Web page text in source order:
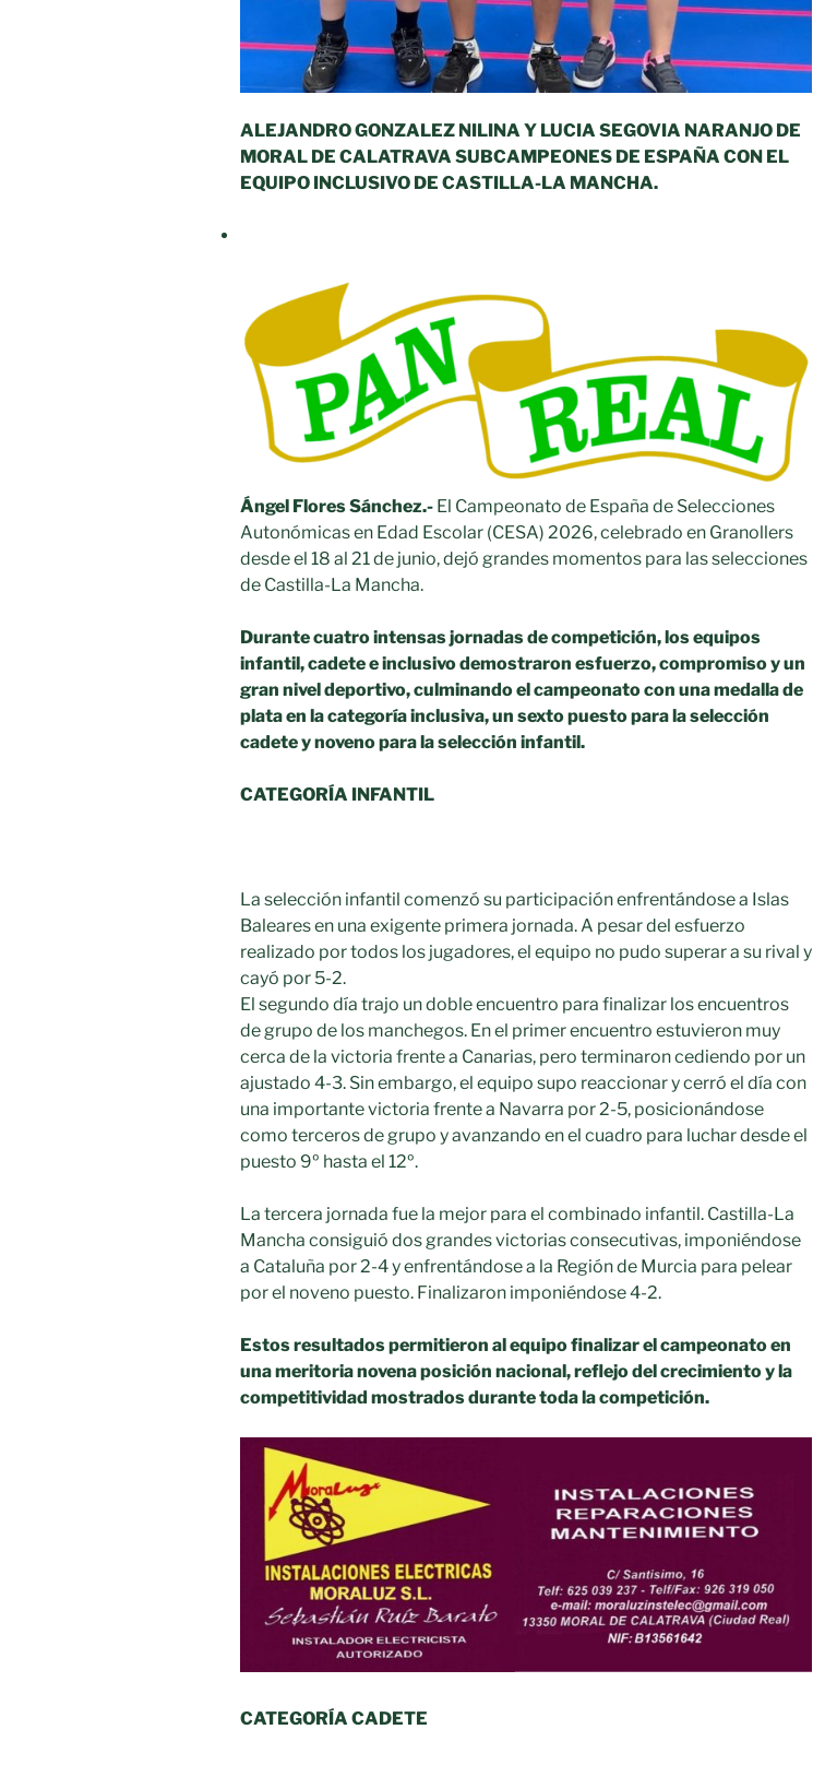
ALEJANDRO GONZALEZ NILINA Y LUCIA SEGOVIA NARANJO DE
MORAL DE CALATRAVA SUBCAMPEONES DE ESPAÑA CON EL
EQUIPO INCLUSIVO DE CASTILLA-LA MANCHA.
Ángel Flores Sánchez.- El Campeonato de España de Selecciones
Autonómicas en Edad Escolar (CESA) 2026, celebrado en Granollers
desde el 18 al 21 de junio, dejó grandes momentos para las selecciones
de Castilla-La Mancha.
Durante cuatro intensas jornadas de competición, los equipos
infantil, cadete e inclusivo demostraron esfuerzo, compromiso y un
gran nivel deportivo, culminando el campeonato con una medalla de
plata en la categoría inclusiva, un sexto puesto para la selección
cadete y noveno para la selección infantil.
CATEGORÍA INFANTIL
La selección infantil comenzó su participación enfrentándose a Islas
Baleares en una exigente primera jornada. A pesar del esfuerzo
realizado por todos los jugadores, el equipo no pudo superar a su rival y
cayó por 5-2.
El segundo día trajo un doble encuentro para finalizar los encuentros
de grupo de los manchegos. En el primer encuentro estuvieron muy
cerca de la victoria frente a Canarias, pero terminaron cediendo por un
ajustado 4-3. Sin embargo, el equipo supo reaccionar y cerró el día con
una importante victoria frente a Navarra por 2-5, posicionándose
como terceros de grupo y avanzando en el cuadro para luchar desde el
puesto 9º hasta el 12º.
La tercera jornada fue la mejor para el combinado infantil. Castilla-La
Mancha consiguió dos grandes victorias consecutivas, imponiéndose
a Cataluña por 2-4 y enfrentándose a la Región de Murcia para pelear
por el noveno puesto. Finalizaron imponiéndose 4-2.
Estos resultados permitieron al equipo finalizar el campeonato en
una meritoria novena posición nacional, reflejo del crecimiento y la
competitividad mostrados durante toda la competición.
CATEGORÍA CADETE